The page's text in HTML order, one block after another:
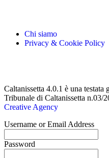
Chi siamo
Privacy & Cookie Policy
Caltanissetta 4.0.1 è una testata
Tribunale di Caltanissetta n.03/
Creative Agency
Username or Email Address
Password